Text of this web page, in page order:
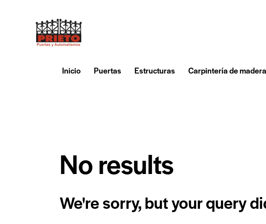
Inicio Puertas Estructuras Carpintería de madera
No results
We're sorry, but your query